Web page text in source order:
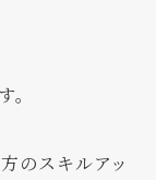
のスキルアッ